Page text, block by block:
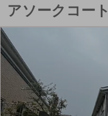
アソークコート